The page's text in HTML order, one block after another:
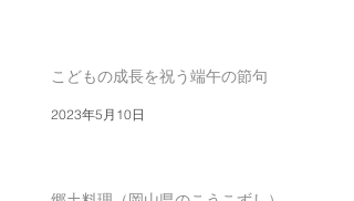
こどもの成長を祝う端午の節句
2023年5月10日